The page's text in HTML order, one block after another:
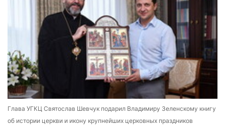
Глава УГКЦ Святослав Шевчук подарил Владимиру Зеленскому книгу
об истории церкви и икону крупнейших церковных праздников